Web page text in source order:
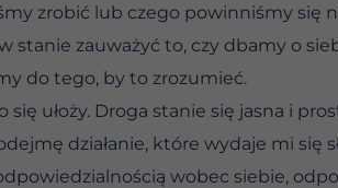
zrobić lub czego powinniśmy się
stanie zauważyć to, czy dbamy o
do tego, by to zrozumieć.
się ułoży. Droga stanie się jasna i
działanie, które wydaje mi się
wobec siebie,